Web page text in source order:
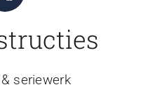
seriewerk